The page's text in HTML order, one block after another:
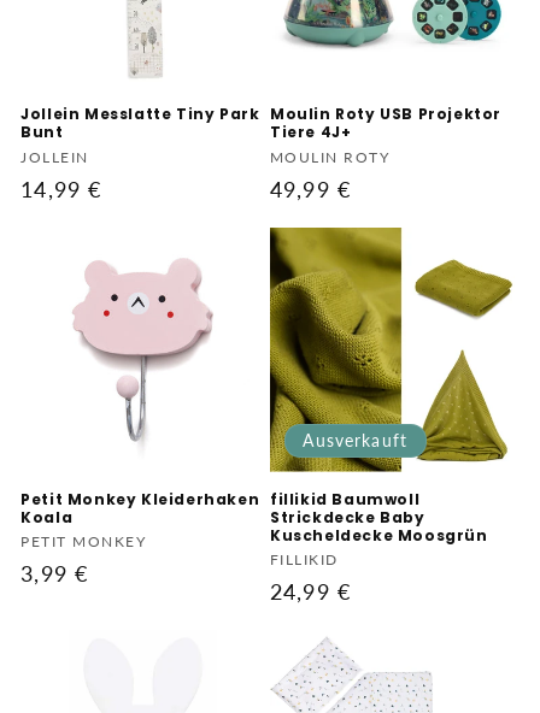
Jollein Messlatte Tiny Park
Bunt
Anbieter:
JOLLEIN
Normaler
14,99 €
Moulin Roty USB Projektor
Tiere 4J+
Anbieter:
MOULIN ROTY
Normaler
49,99 €
Petit Monkey Kleiderhaken
Koala
Anbieter:
PETIT MONKEY
Normaler
3,99 €
Ausverkauft
fillikid Baumwoll
Strickdecke Baby
Kuscheldecke Moosgrün
Anbieter:
FILLIKID
Normaler
24,99 €